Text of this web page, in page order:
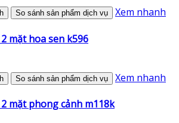
So sánh sản phẩm dịch vụ Xem nhanh
mặt hoa sen k596
So sánh sản phẩm dịch vụ Xem nhanh
mặt phong cảnh m118k